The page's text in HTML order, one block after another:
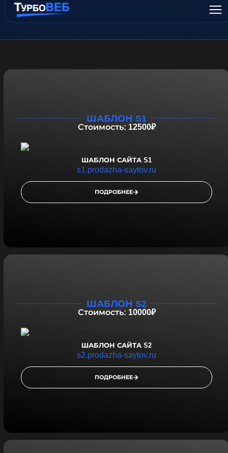
ШАБЛОН S1
Стоимость: 12500₽
ШАБЛОН САЙТА S1
s1.prodazha-saytov.ru
ПОДРОБНЕЕ
ШАБЛОН S2
Стоимость: 10000₽
ШАБЛОН САЙТА S2
s2.prodazha-saytov.ru
ПОДРОБНЕЕ